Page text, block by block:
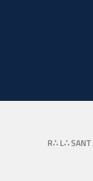
R∴ L∴ SANT